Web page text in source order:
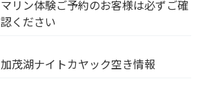
マリン体験ご予約のお客様は必ずご確
認ください
加茂湖ナイトカヤック空き情報